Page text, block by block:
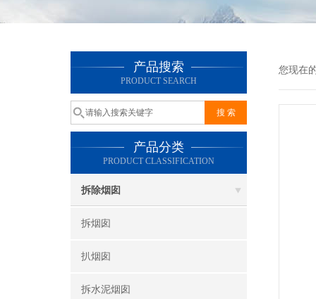
产品搜索
PRODUCT SEARCH
产品分类
PRODUCT CLASSIFICATION
拆除烟囱
拆烟囱
扒烟囱
拆水泥烟囱
您现在